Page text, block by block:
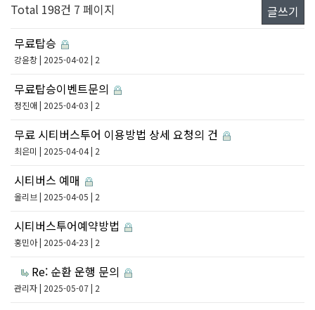
Total 198건 7 페이지
글쓰기
무료탑승
강윤창| 2025-04-02 | 2
무료탑승이벤트문의
정진애| 2025-04-03 | 2
무료 시티버스투어 이용방법 상세 요청의 건
최은미 | 2025-04-04 | 2
시티버스 예매
올리브 | 2025-04-05 | 2
시티버스투어예약방법
홍민아| 2025-04-23 | 2
Re: 순환 운행 문의
관리자| 2025-05-07 | 2